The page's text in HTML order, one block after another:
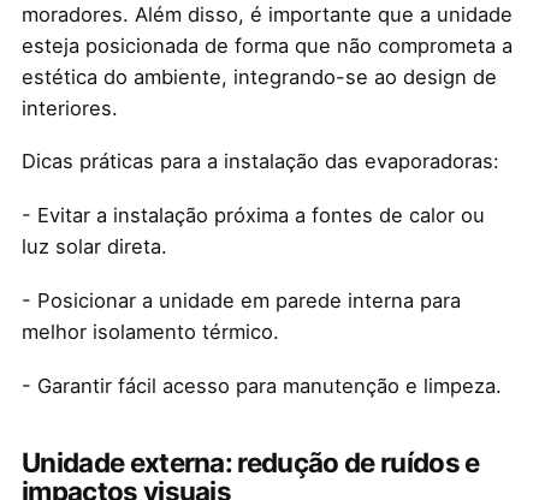
moradores. Além disso, é importante que a unidade
esteja posicionada de forma que não comprometa a
estética do ambiente, integrando-se ao design de
interiores.
Dicas práticas para a instalação das evaporadoras:
- Evitar a instalação próxima a fontes de calor ou
luz solar direta.
- Posicionar a unidade em parede interna para
melhor isolamento térmico.
- Garantir fácil acesso para manutenção e limpeza.
Unidade externa: redução de ruídos e
impactos visuais